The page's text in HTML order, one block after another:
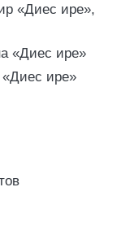
«Диес ире»,
«Диес ире»
ире»